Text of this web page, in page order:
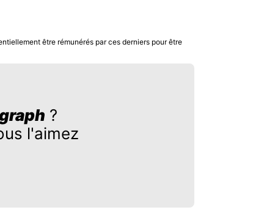
être rémunérés par ces derniers pour être
?
l'aimez